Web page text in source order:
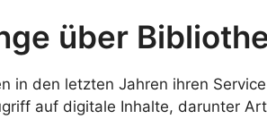
über
in den letzten Jahren ihren
auf digitale Inhalte, darunter